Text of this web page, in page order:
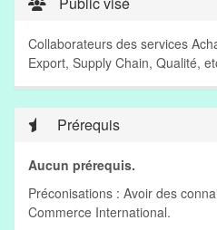
Collaborateurs des services
Export, Supply Chain, Qualité,
Prérequis
Aucun prérequis.
Préconisations : Avoir des
Commerce International.